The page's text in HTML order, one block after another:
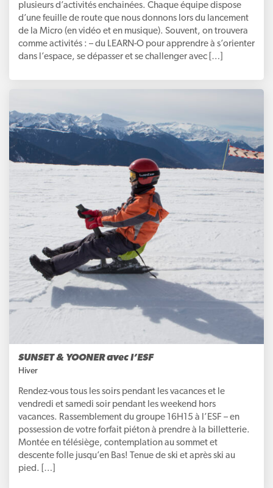
plusieurs d’activités enchainées. Chaque équipe dispose
d’une feuille de route que nous donnons lors du lancement
de la Micro (en vidéo et en musique). Souvent, on trouvera
comme activités : – du LEARN-O pour apprendre à s’orienter
dans l’espace, se dépasser et se challenger avec […]
SUNSET & YOONER avec l’ESF
Hiver
Rendez-vous tous les soirs pendant les vacances et le
vendredi et samedi soir pendant les weekend hors
vacances. Rassemblement du groupe 16H15 à l’ESF – en
possession de votre forfait piéton à prendre à la billetterie.
Montée en télésiège, contemplation au sommet et
descente folle jusqu’en Bas! Tenue de ski et après ski au
pied. […]